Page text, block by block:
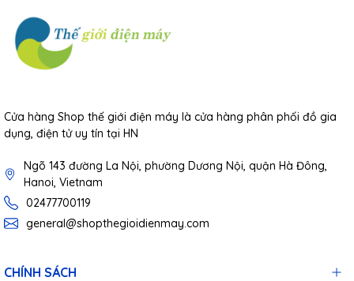
Cửa hàng Shop thế giới điện máy là cửa hàng phân phối đồ gia
dụng, điện tử uy tín tại HN
Ngõ 143 đường La Nội, phường Dương Nội, quận Hà Đông,
Hanoi, Vietnam
02477700119
general@shopthegioidienmay.com
CHÍNH SÁCH